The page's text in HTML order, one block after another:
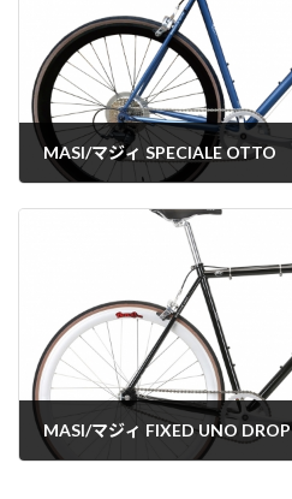
MASI/マジィ SPECIALE OTTO
MASI/マジィ FIXED UNO DROP